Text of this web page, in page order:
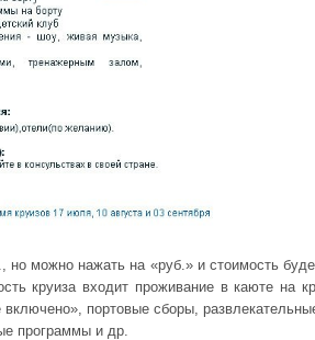
но можно нажать на «руб.» и стоимость
круиза входит проживание в каюте на
включено», портовые сборы,
программы и др.